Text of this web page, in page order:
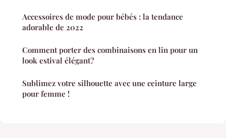
Accessoires de mode pour bébés : la tendance
adorable de 2022
Comment porter des combinaisons en lin pour un
look estival élégant?
Sublimez votre silhouette avec une ceinture large
pour femme !